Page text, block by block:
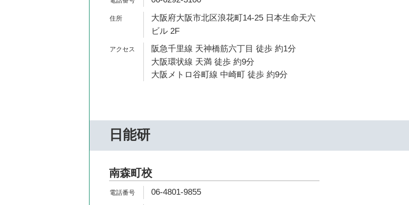
大阪府大阪市北区浪花町14-25 日本生命天六
ビル 2F
阪急千里線 天神橋筋六丁目 徒歩 約1分
大阪環状線 天満 徒歩 約9分
大阪メトロ谷町線 中崎町 徒歩 約9分
日能研
南森町校
06-4801-9855